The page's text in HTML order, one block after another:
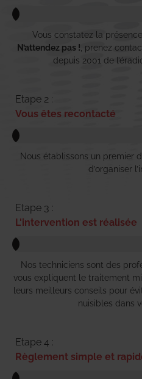
Vous constatez la
N’attendez pas ! , prenez
depuis 2001 de
Etape 2 :
Vous êtes recontacté
Nous établissons un premier
d’organiser
Etape 3 :
L'intervention est réalisée
Nos techniciens sont des
vous expliquent le traitement
leurs meilleurs conseils pour
nuisibles dans
Etape 4 :
Règlement simple et